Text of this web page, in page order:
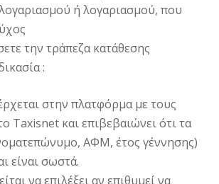
ή λογαριασμού, που
την τράπεζα κατάθεσης
:
στην πλατφόρμα με τους
Taxisnet και επιβεβαιώνει ότι τα
ΑΦΜ, έτος γέννησης)
είναι σωστά.
να επιλέξει αν επιθυμεί να